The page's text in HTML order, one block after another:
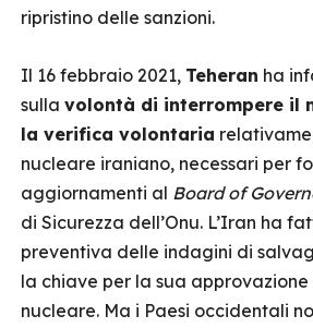
ripristino delle sanzioni.
Il 16 febbraio 2021, Teheran ha
sulla volontà di interrompere il
la verifica volontaria
nucleare iraniano, necessari per
aggiornamenti al Board of
di Sicurezza dell’Onu. L’Iran ha
preventiva delle indagini di
la chiave per la sua approvazione
nucleare. Ma i Paesi occidentali